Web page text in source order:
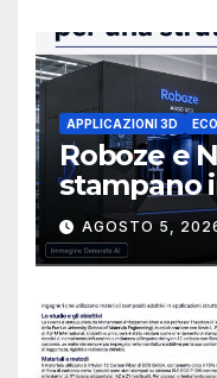
APPLICAZIONI 3D
Roboze e
stampano
CubeSat
AGOSTO 5,